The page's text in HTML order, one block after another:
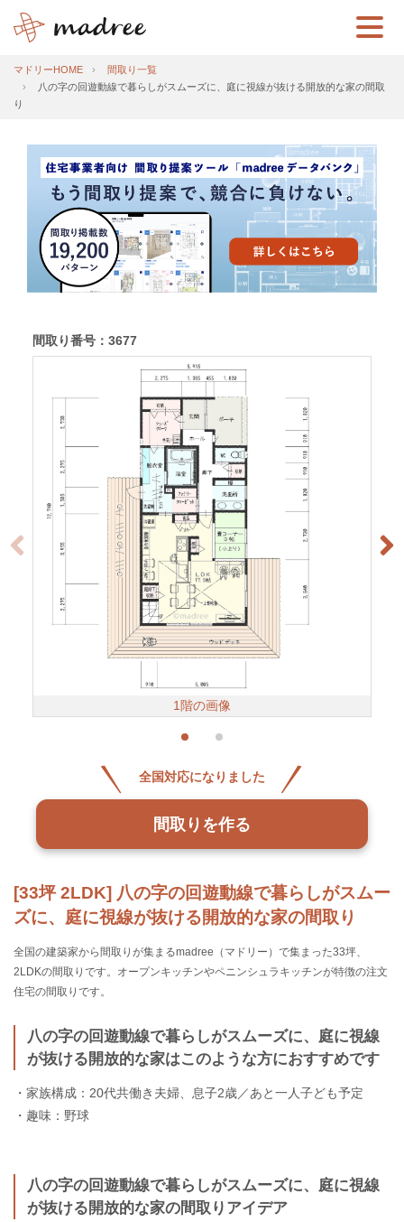
マドリーHOME
間取り一覧
八の字の回遊動線で暮らしがスムーズに、庭に視線が抜ける開放的な家の間取
り
[33坪 2LDK] 八の字の回遊動線で暮らしがスムー
ズに、庭に視線が抜ける開放的な家の間取り
全国の建築家から間取りが集まるmadree（マドリー）で集まった33坪、
2LDKの間取りです。オープンキッチンやペニンシュラキッチンが特徴の注文
住宅の間取りです。
八の字の回遊動線で暮らしがスムーズに、庭に視線
が抜ける開放的な家はこのような方におすすめです
・家族構成：20代共働き夫婦、息子2歳／あと一人子ども予定
・趣味：野球
八の字の回遊動線で暮らしがスムーズに、庭に視線
が抜ける開放的な家の間取りアイデア
間取り番号：3677
1階の画像
全国対応になりました
間取りを作る